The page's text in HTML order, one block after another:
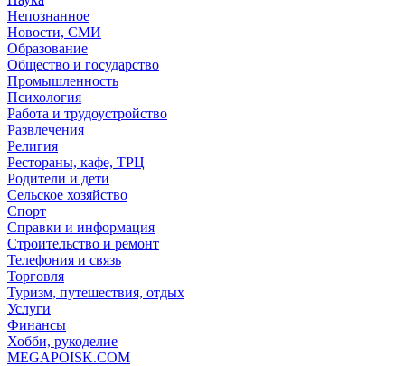
Непознанное
Новости, СМИ
Образование
Общество и государство
Промышленность
Психология
Работа и трудоустройство
Развлечения
Религия
Рестораны, кафе, ТРЦ
Родители и дети
Сельское хозяйство
Спорт
Справки и информация
Строительство и ремонт
Телефония и связь
Торговля
Туризм, путешествия, отдых
Услуги
Финансы
Хобби, рукоделие
MEGAPOISK.COM